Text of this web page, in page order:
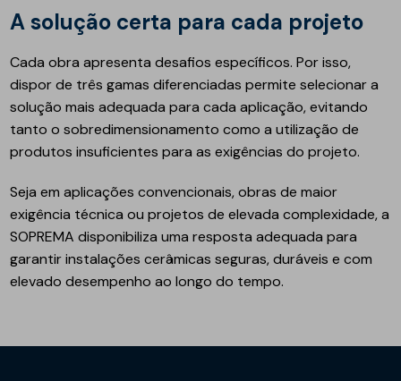
A solução certa para cada projeto
Cada obra apresenta desafios específicos. Por isso,
dispor de três gamas diferenciadas permite selecionar a
solução mais adequada para cada aplicação, evitando
tanto o sobredimensionamento como a utilização de
produtos insuficientes para as exigências do projeto.
Seja em aplicações convencionais, obras de maior
exigência técnica ou projetos de elevada complexidade, a
SOPREMA disponibiliza uma resposta adequada para
garantir instalações cerâmicas seguras, duráveis e com
elevado desempenho ao longo do tempo.